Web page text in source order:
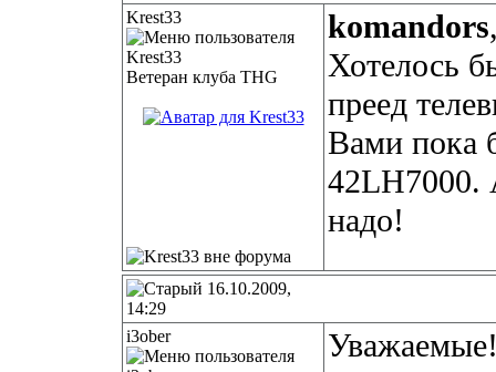
Krest33
Ветеран клуба THG
komandors
Хотелось
преед
Вами пока
42LH7000.
надо!
16.10.2009,
14:29
i3ober